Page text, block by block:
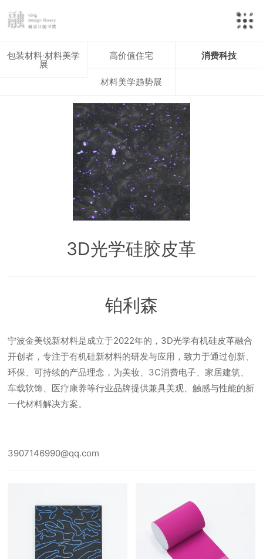
包装材料·材料美学
展
高价值住宅 消费科技
材料美学趋势展
3D光学硅胶皮革
铂利森
宁波金美锐新材料是成立于2022年的，3D光学有机硅皮革融合
开创者，专注于有机硅新材料的研发与应用，致力于通过创新、
环保、可持续的产品理念，为美妆、3C消费电子、家居建筑、
车载软饰、医疗康养等行业品牌提供兼具美观、触感与性能的新
一代材料解决方案。
3907146990@qq.com